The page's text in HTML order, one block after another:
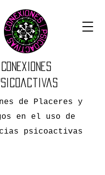
Conexiones
de Placeres y
en el uso de
psicoactivas